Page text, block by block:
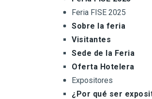
Feria FISE 2025
Sobre la feria
Visitantes
Sede de la Feria
Oferta Hotelera
Expositores
¿Por qué ser